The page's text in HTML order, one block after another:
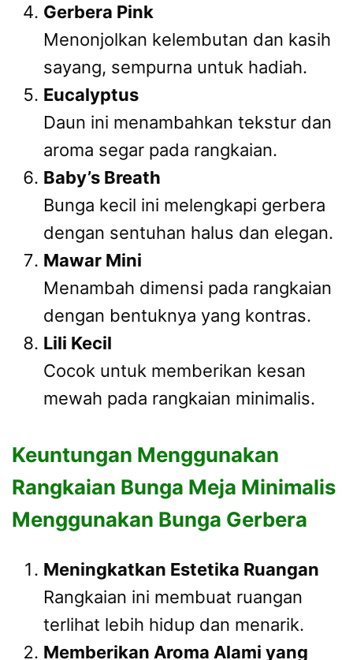
Gerbera Pink
Menonjolkan kelembutan dan kasih
sayang, sempurna untuk hadiah.
Eucalyptus
Daun ini menambahkan tekstur dan
aroma segar pada rangkaian.
Baby’s Breath
Bunga kecil ini melengkapi gerbera
dengan sentuhan halus dan elegan.
Mawar Mini
Menambah dimensi pada rangkaian
dengan bentuknya yang kontras.
Lili Kecil
Cocok untuk memberikan kesan
mewah pada rangkaian minimalis.
Keuntungan Menggunakan
Rangkaian Bunga Meja Minimalis
Menggunakan Bunga Gerbera
Meningkatkan Estetika Ruangan
Rangkaian ini membuat ruangan
terlihat lebih hidup dan menarik.
Memberikan Aroma Alami yang